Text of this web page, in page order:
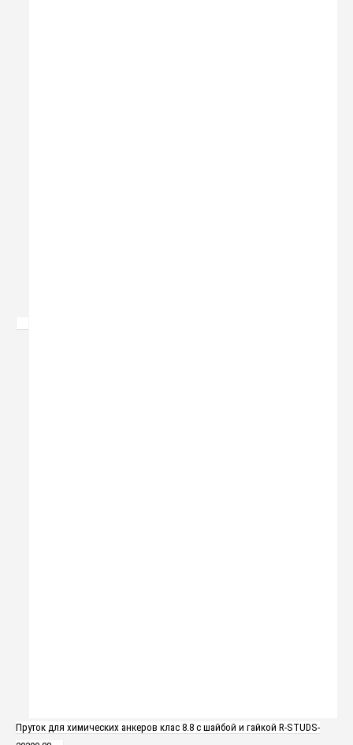
Пруток для химических анкеров клас 8.8 с шайбой и гайкой R-STUDS-